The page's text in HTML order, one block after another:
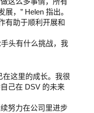
，” Helen 指出。
有助于顺利开展和
头有什么挑战，我
在这里的成长。我很
己在 DSV 的未来
努力在公司里进步